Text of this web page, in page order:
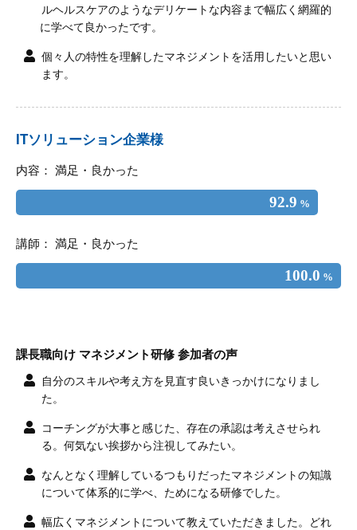
ルヘルスケアのようなデリケートな内容まで幅広く網羅的
に学べて良かったです。
個々人の特性を理解したマネジメントを活用したいと思い
ます。
ITソリューション企業様
内容： 満足・良かった
92.9 %
講師： 満足・良かった
100.0 %
課長職向け マネジメント研修 参加者の声
自分のスキルや考え方を見直す良いきっかけになりまし
た。
コーチングが大事と感じた、存在の承認は考えさせられ
る。何気ない挨拶から注視してみたい。
なんとなく理解しているつもりだったマネジメントの知識
について体系的に学べ、ためになる研修でした。
幅広くマネジメントについて教えていただきました。どれ